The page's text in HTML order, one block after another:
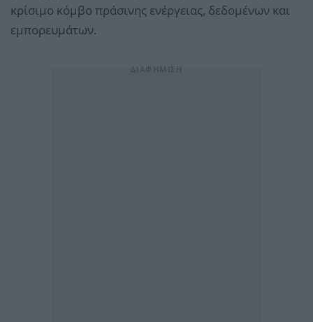
κρίσιμο κόμβο πράσινης ενέργειας, δεδομένων και
εμπορευμάτων.